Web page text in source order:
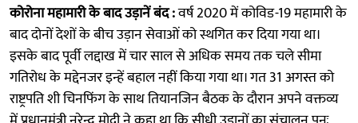
कोरोना महामारी के बाद उड़ानें बंद :वर्ष 2020 में कोविड-19 महामारी के
बाद दोनों देशों के बीच उड़ान सेवाओं को स्थगित कर दिया गया था।
इसके बाद पूर्वी लद्दाख में चार साल से अधिक समय तक चले सीमा
गतिरोध के मद्देनजर इन्हें बहाल नहीं किया गया था। गत 31 अगस्त को
राष्ट्रपति शी चिनफिंग के साथ तियानजिन बैठक के दौरान अपने वक्तव्य